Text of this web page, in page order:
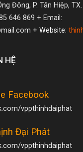
Đông, P. Tân Hiệp,
646 869 + Email:
+ Website:
HỆ
Facebook
vppthinhdaiphat
Đại Phát
vppthinhdaiphat